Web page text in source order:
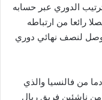
الدوري عبر حسابه
رائعا من ارتباطه
ووصل لنصف نهائي دوري
قادما من فالنسيا والذي
من ناشئين فريق ريال